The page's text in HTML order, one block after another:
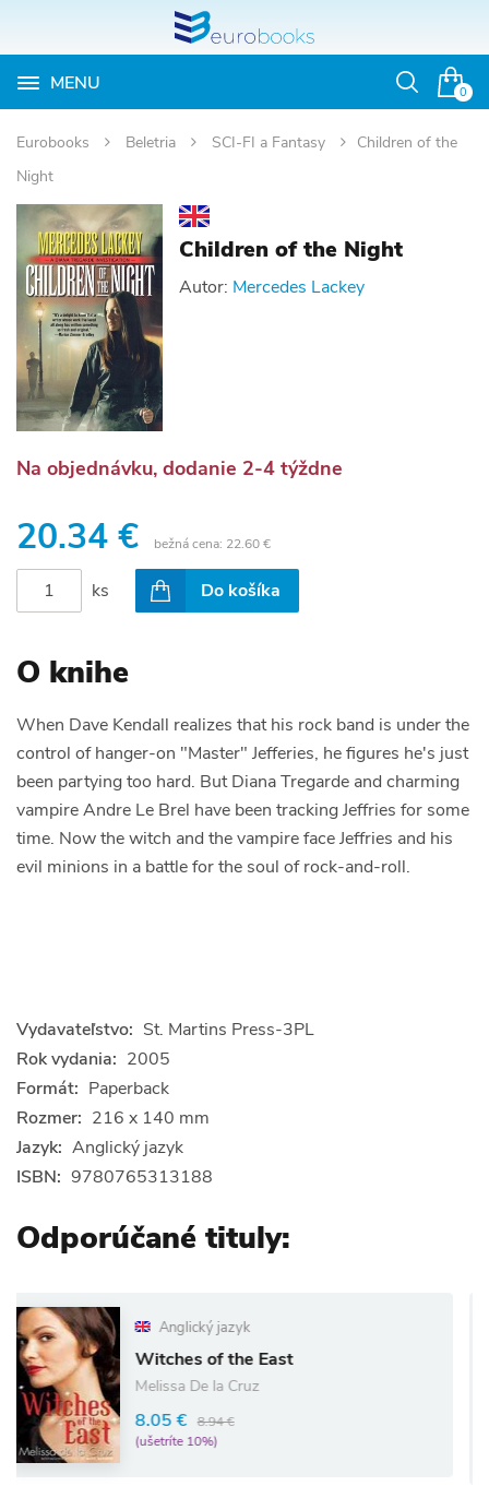
0
MENU
Otvoriť
Eurobooks Beletria SCI-FI a Fantasy
Children of the
Night
Children of the Night
Autor: Mercedes Lackey
Na objednávku, dodanie 2-4 týždne
20.34 € bežná cena: 22.60 €
ks Do košíka
O knihe
When Dave Kendall realizes that his rock band is under the
control of hanger-on "Master" Jefferies, he figures he's just
been partying too hard. But Diana Tregarde and charming
vampire Andre Le Brel have been tracking Jeffries for some
time. Now the witch and the vampire face Jeffries and his
evil minions in a battle for the soul of rock-and-roll.
Vydavateľstvo: St. Martins Press-3PL
Rok vydania: 2005
Formát: Paperback
Rozmer: 216 x 140 mm
Jazyk: Anglický jazyk
ISBN: 9780765313188
Odporúčané tituly:
Anglický jazyk
Witches of the East
Melissa De la Cruz
8.05 € 8.94 €
(ušetríte 10%)